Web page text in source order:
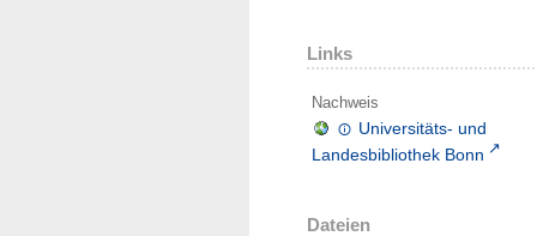
Links
Nachweis
Universitäts- und
Landesbibliothek Bonn
Dateien